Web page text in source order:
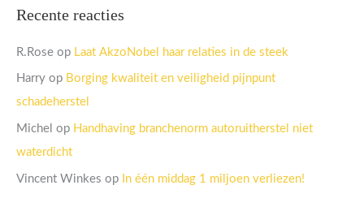
Recente reacties
R.Rose op Laat AkzoNobel haar relaties in de steek
Harry op Borging kwaliteit en veiligheid pijnpunt
schadeherstel
Michel op Handhaving branchenorm autoruitherstel niet
waterdicht
Vincent Winkes op In één middag 1 miljoen verliezen!